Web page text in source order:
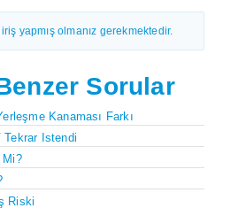
yapmış olmanız gerekmektedir.
Sorular
Kanaması Farkı
Tekrar Istendi
Mi?
Riski